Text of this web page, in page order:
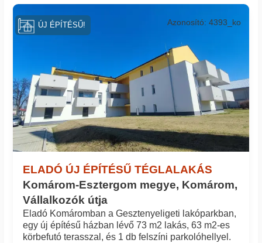
ELADÓ ÚJ ÉPÍTÉSŰ TÉGLALAKÁS
Komárom-Esztergom megye, Komárom,
Vállalkozók útja
Azonosító: 4393_ko
Eladó Komáromban a Gesztenyeligeti lakóparkban,
egy új építésű házban lévő 73 m2 lakás, 63 m2-es
körbefutó terasszal, és 1 db felszíni parkolóhellyel.
ÚJ ÉPÍTÉSŰ!